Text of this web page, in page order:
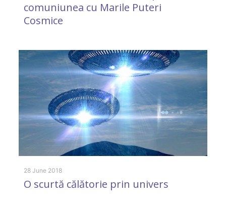
comuniunea cu Marile Puteri
Cosmice
28 June 2018
O scurtă călătorie prin univers